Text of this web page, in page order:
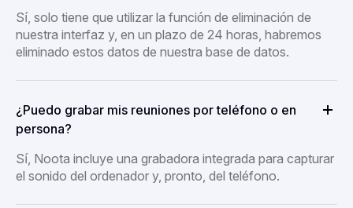
Sí, solo tiene que utilizar la función de eliminación de
nuestra interfaz y, en un plazo de 24 horas, habremos
eliminado estos datos de nuestra base de datos.
¿Puedo grabar mis reuniones por teléfono o en
persona?
Sí, Noota incluye una grabadora integrada para capturar
el sonido del ordenador y, pronto, del teléfono.